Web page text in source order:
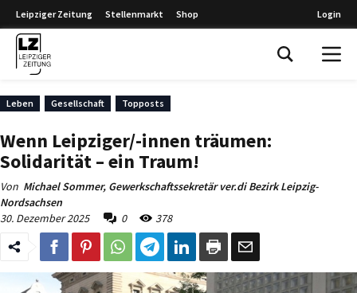
Leipziger Zeitung Stellenmarkt Shop Login
Leben Gesellschaft Topposts
Wenn Leipziger/-innen träumen:
Solidarität – ein Traum!
Von Michael Sommer, Gewerkschaftssekretär ver.di Bezirk Leipzig-
Nordsachsen
30. Dezember 2025
0 378